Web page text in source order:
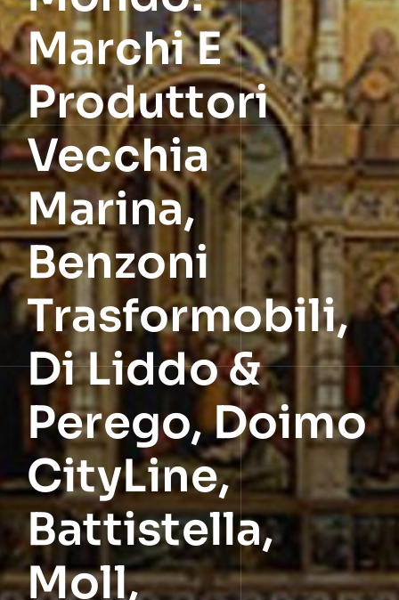
Marchi E
Produttori
Vecchia
Marina,
Benzoni
Trasformobili,
Di Liddo &
Perego, Doimo
CityLine,
Battistella,
Moll,